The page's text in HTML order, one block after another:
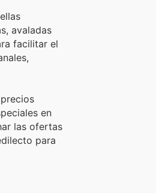
avaladas
facilitar el
en
las ofertas
para